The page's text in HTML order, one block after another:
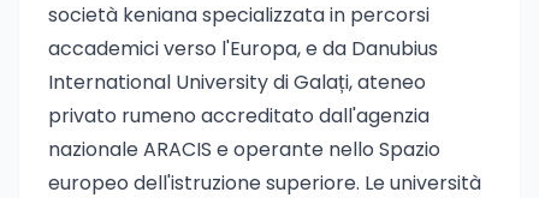
società keniana specializzata in percorsi
accademici verso l'Europa, e da Danubius
International University di Galați, ateneo
privato rumeno accreditato dall'agenzia
nazionale ARACIS e operante nello Spazio
europeo dell'istruzione superiore. Le università